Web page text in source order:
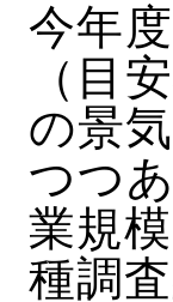
今年
（目
の景
つつ
業規
種調